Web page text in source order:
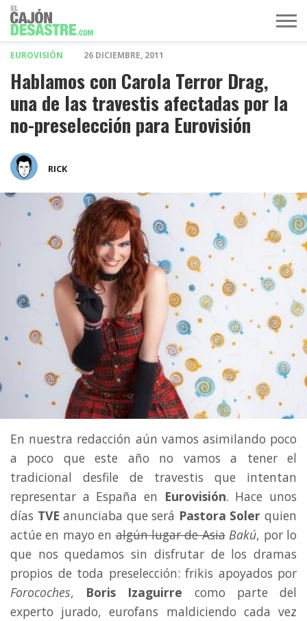
EUROVISIÓN 26 DICIEMBRE, 2011
Hablamos con Carola Terror Drag,
una de las travestis afectadas por la
no-preselección para Eurovisión
RICK
En nuestra redacción aún vamos asimilando poco
a poco que este año no vamos a tener el
tradicional desfile de travestis que intentan
representar a España en Eurovisión. Hace unos
días TVE anunciaba que será Pastora Soler quien
actúe en mayo enalgún lugar de Asia Bakú, por lo
que nos quedamos sin disfrutar de los dramas
propios de toda preselección: frikis apoyados por
Forocoches, Boris Izaguirre como parte del
experto jurado, eurofans maldiciendo cada vez